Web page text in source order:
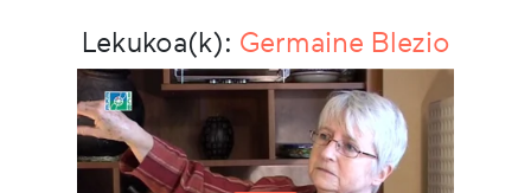
Lekukoa(k): Germaine Blezio